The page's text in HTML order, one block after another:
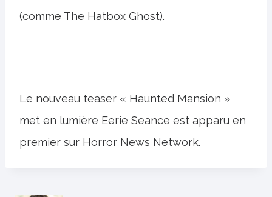
(comme The Hatbox Ghost).
Le nouveau teaser « Haunted Mansion »
met en lumière Eerie Seance est apparu en
premier sur Horror News Network.